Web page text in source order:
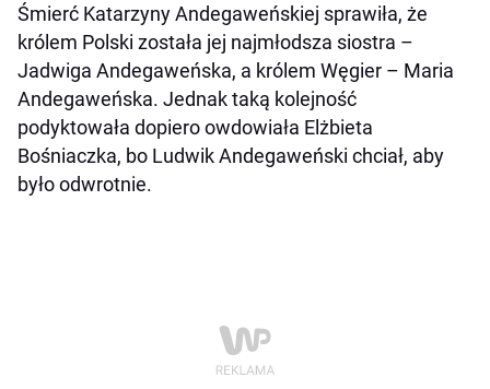
Śmierć Katarzyny Andegaweńskiej sprawiła, że
królem Polski została jej najmłodsza siostra –
Jadwiga Andegaweńska, a królem Węgier – Maria
Andegaweńska. Jednak taką kolejność
podyktowała dopiero owdowiała Elżbieta
Bośniaczka, bo Ludwik Andegaweński chciał, aby
było odwrotnie.